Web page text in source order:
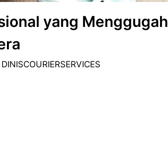
yang Menggugah
DINISCOURIERSERVICES